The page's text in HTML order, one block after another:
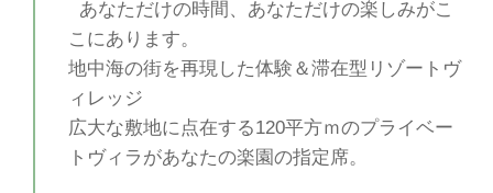
あなただけの時間、あなただけの楽しみがこ
こにあります。
地中海の街を再現した体験＆滞在型リゾートヴ
ィレッジ
広大な敷地に点在する120平方ｍのプライベー
トヴィラがあなたの楽園の指定席。